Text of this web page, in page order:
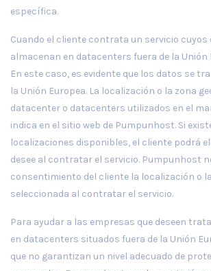
específica.
Cuando el cliente contrata un servicio cuyos
almacenan en datacenters fuera de la Unión
En este caso, es evidente que los datos se
la Unión Europea. La localización o la zona
datacenter o datacenters utilizados en el
indica en el sitio web de Pumpunhost. Si
localizaciones disponibles, el cliente podrá
desee al contratar el servicio. Pumpunhost
consentimiento del cliente la localización o
seleccionada al contratar el servicio.
Para ayudar a las empresas que deseen
en datacenters situados fuera de la Unión
que no garantizan un nivel adecuado de